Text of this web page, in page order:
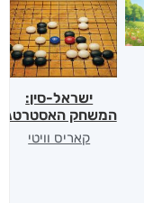
ישראל-סין:
המשחק האסטרטגי
קאריס וויטי